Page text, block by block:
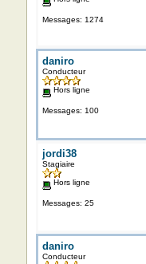
Messages: 1274
daniro
Conducteur
Hors ligne
Messages: 100
jordi38
Stagiaire
Hors ligne
Messages: 25
daniro
Conducteur